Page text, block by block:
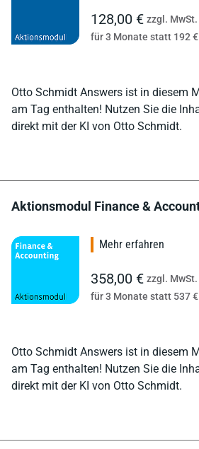
Otto Schmidt Answers ist in diesem
am Tag enthalten! Nutzen Sie die
direkt mit der KI von Otto Schmidt.
128,00 € zzgl. MwSt.
für 3 Monate statt 192
Aktionsmodul Finance &
Otto Schmidt Answers ist in diesem
am Tag enthalten! Nutzen Sie die
direkt mit der KI von Otto Schmidt.
Mehr erfahren
358,00 € zzgl. MwSt.
für 3 Monate statt 537